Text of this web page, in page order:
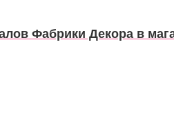
Фабрики Декора в